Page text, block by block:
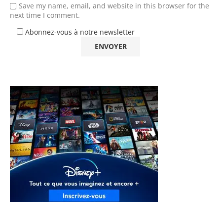
Save my name, email, and website in this browser for the
next time I comment.
Abonnez-vous à notre newsletter